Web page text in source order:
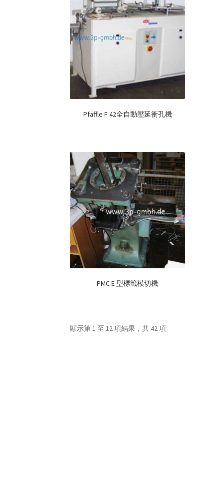
Pfäffle F 42全自動壓延衝孔機
PMC E 型標籤模切機
顯示第 1 至 12 項結果，共 42 項